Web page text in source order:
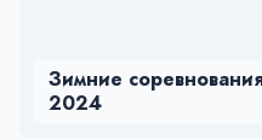
Зимние
2024